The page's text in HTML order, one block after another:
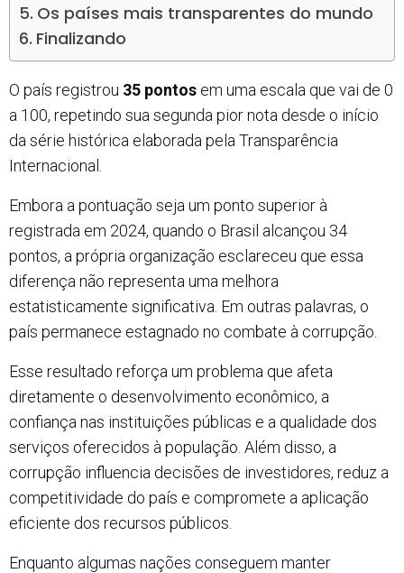
Os países mais transparentes do mundo
Finalizando
O país registrou 35 pontos em uma escala que vai de 0
a 100, repetindo sua segunda pior nota desde o início
da série histórica elaborada pela Transparência
Internacional.
Embora a pontuação seja um ponto superior à
registrada em 2024, quando o Brasil alcançou 34
pontos, a própria organização esclareceu que essa
diferença não representa uma melhora
estatisticamente significativa. Em outras palavras, o
país permanece estagnado no combate à corrupção.
Esse resultado reforça um problema que afeta
diretamente o desenvolvimento econômico, a
confiança nas instituições públicas e a qualidade dos
serviços oferecidos à população. Além disso, a
corrupção influencia decisões de investidores, reduz a
competitividade do país e compromete a aplicação
eficiente dos recursos públicos.
Enquanto algumas nações conseguem manter